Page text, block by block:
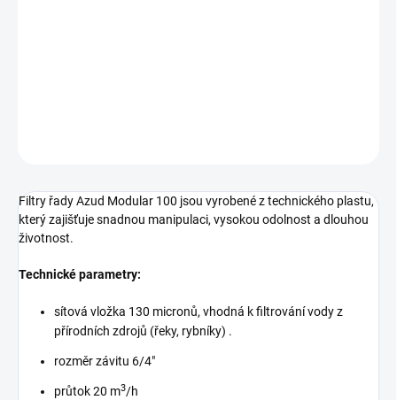
Filtry řady Azud Modular 100 jsou vyrobené z technického plastu,
který zajišťuje snadnou manipulaci, vysokou odolnost a dlouhou
životnost.
Technické parametry:
sítová vložka 130 micronů, vhodná k filtrování vody z
přírodních zdrojů (řeky, rybníky) .
rozměr závitu 6/4"
průtok 20 m3/h